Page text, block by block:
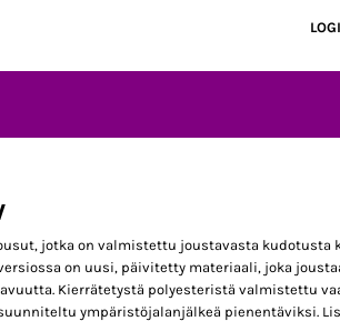
jotka on valmistettu joustavasta kudotusta
on uusi, päivitetty materiaali, joka
Kierrätetystä polyesteristä valmistettu
ympäristöjalanjälkeä pienentäviksi.